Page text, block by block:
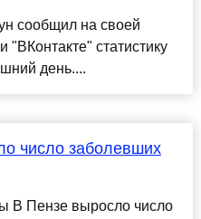
сообщил на своей
"ВКонтакте" статистику
день....
число заболевших
В Пензе выросло число